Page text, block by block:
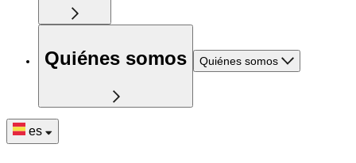
Quiénes somos Quiénes somos
es